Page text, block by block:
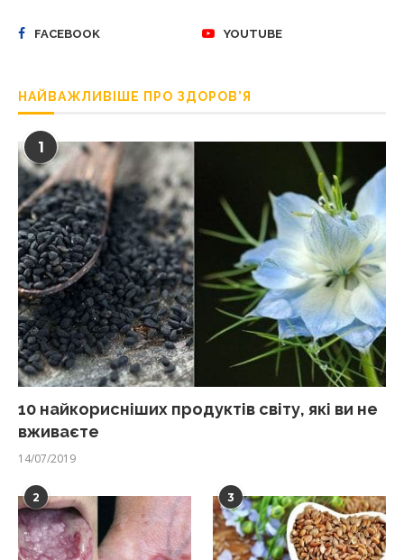
FACEBOOK YOUTUBE
НАЙВАЖЛИВІШЕ ПРО ЗДОРОВ’Я
1
10 найкорисніших продуктів світу, які ви не
вживаєте
14/07/2019
2 3